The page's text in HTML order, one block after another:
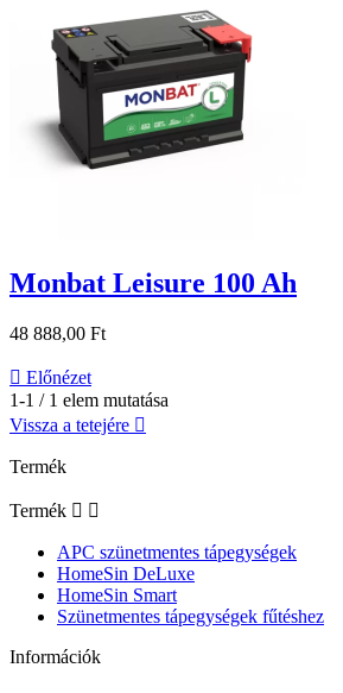
Monbat Leisure 100 Ah
48 888,00 Ft
 Előnézet
1-1 / 1 elem mutatása
Vissza a tetejére 
Termék
Termék  
APC szünetmentes tápegységek
HomeSin DeLuxe
HomeSin Smart
Szünetmentes tápegységek fűtéshez
Információk